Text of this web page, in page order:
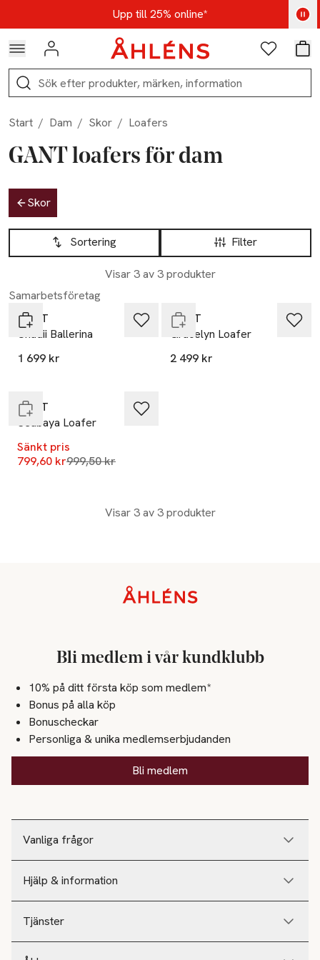
Hoppa till navigationsmenynUpp till 25% online*
Kod: AUG25 - Shoppa nu
Logga in Favoriter
Sök
Start / Dam / Skor / Loafers
GANT loafers för dam
Hoppa till produktsidan
Skor
Hoppa till produktsidan
Filter
Sortering
Visar 3 av 3 produkter
Lista över produkter
Samarbetsföretag
GANT
Chadii Ballerina
1 699 kr
Nyhet
GANT
Gracelyn Loafer
2 499 kr
-20%
GANT
Seabaya Loafer
Sänkt pris
799,60 krLägsta pris 30 dagar
999,50 kr
Visar 3 av 3 produkter
Vanliga frågor
Hjälp & information
Tjänster
Bli medlem i vår kundklubb
10% på ditt första köp som medlem*
Bonus på alla köp
Bonuscheckar
Personliga & unika medlemserbjudanden
Bli medlem